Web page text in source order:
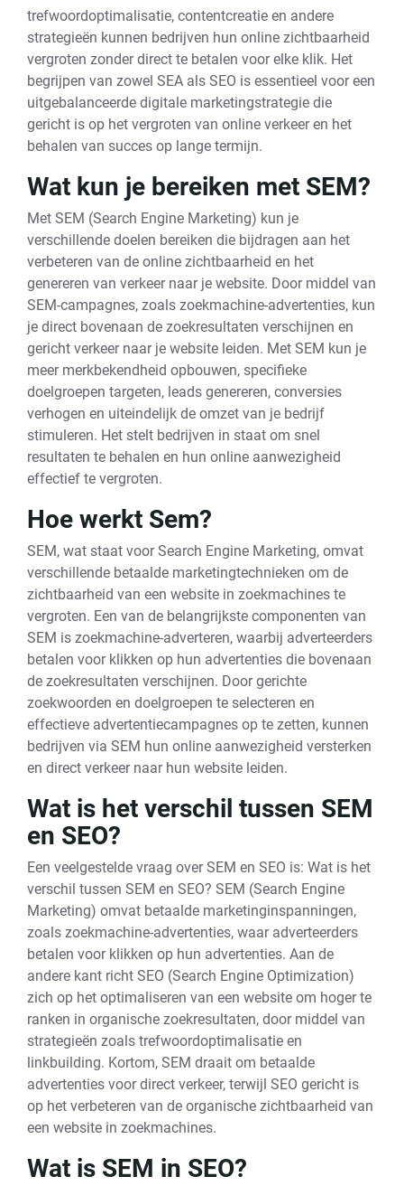
trefwoordoptimalisatie, contentcreatie en andere
strategieën kunnen bedrijven hun online zichtbaarheid
vergroten zonder direct te betalen voor elke klik. Het
begrijpen van zowel SEA als SEO is essentieel voor een
uitgebalanceerde digitale marketingstrategie die
gericht is op het vergroten van online verkeer en het
behalen van succes op lange termijn.
Wat kun je bereiken met SEM?
Met SEM (Search Engine Marketing) kun je
verschillende doelen bereiken die bijdragen aan het
verbeteren van de online zichtbaarheid en het
genereren van verkeer naar je website. Door middel van
SEM-campagnes, zoals zoekmachine-advertenties, kun
je direct bovenaan de zoekresultaten verschijnen en
gericht verkeer naar je website leiden. Met SEM kun je
meer merkbekendheid opbouwen, specifieke
doelgroepen targeten, leads genereren, conversies
verhogen en uiteindelijk de omzet van je bedrijf
stimuleren. Het stelt bedrijven in staat om snel
resultaten te behalen en hun online aanwezigheid
effectief te vergroten.
Hoe werkt Sem?
SEM, wat staat voor Search Engine Marketing, omvat
verschillende betaalde marketingtechnieken om de
zichtbaarheid van een website in zoekmachines te
vergroten. Een van de belangrijkste componenten van
SEM is zoekmachine-adverteren, waarbij adverteerders
betalen voor klikken op hun advertenties die bovenaan
de zoekresultaten verschijnen. Door gerichte
zoekwoorden en doelgroepen te selecteren en
effectieve advertentiecampagnes op te zetten, kunnen
bedrijven via SEM hun online aanwezigheid versterken
en direct verkeer naar hun website leiden.
Wat is het verschil tussen SEM
en SEO?
Een veelgestelde vraag over SEM en SEO is: Wat is het
verschil tussen SEM en SEO? SEM (Search Engine
Marketing) omvat betaalde marketinginspanningen,
zoals zoekmachine-advertenties, waar adverteerders
betalen voor klikken op hun advertenties. Aan de
andere kant richt SEO (Search Engine Optimization)
zich op het optimaliseren van een website om hoger te
ranken in organische zoekresultaten, door middel van
strategieën zoals trefwoordoptimalisatie en
linkbuilding. Kortom, SEM draait om betaalde
advertenties voor direct verkeer, terwijl SEO gericht is
op het verbeteren van de organische zichtbaarheid van
een website in zoekmachines.
Wat is SEM in SEO?